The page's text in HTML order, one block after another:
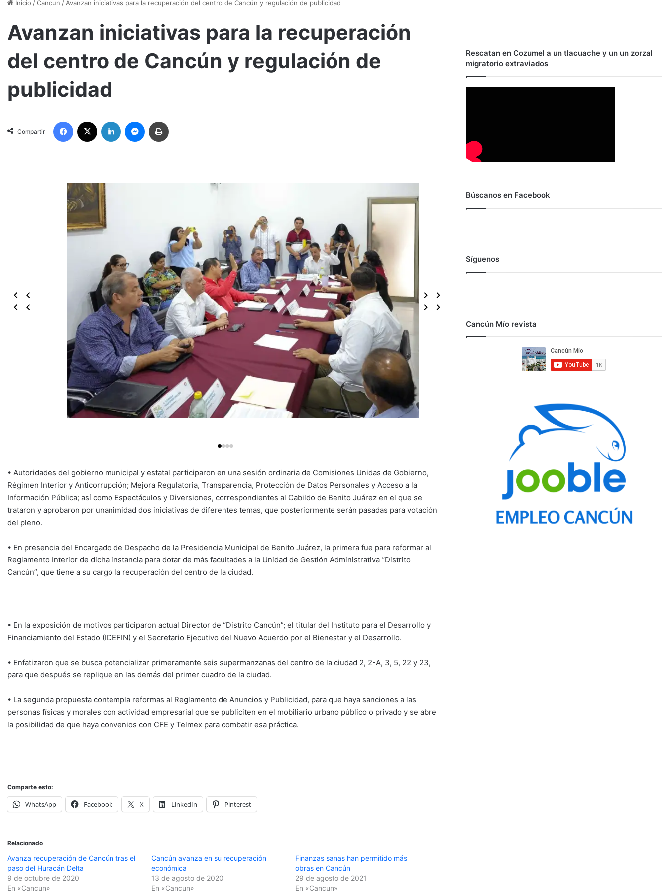
Inicio /Cancun / Avanzan iniciativas para la recuperación del centro de Cancún y regulación de publicidad
Avanzan iniciativas para la recuperación
del centro de Cancún y regulación de
publicidad
Compartir
Facebook LinkedIn Messenger
• Autoridades del gobierno municipal y estatal participaron en una sesión ordinaria de Comisiones Unidas de Gobierno,
Régimen Interior y Anticorrupción; Mejora Regulatoria, Transparencia, Protección de Datos Personales y Acceso a la
Información Pública; así como Espectáculos y Diversiones, correspondientes al Cabildo de Benito Juárez en el que se
trataron y aprobaron por unanimidad dos iniciativas de diferentes temas, que posteriormente serán pasadas para votación
del pleno.
• En presencia del Encargado de Despacho de la Presidencia Municipal de Benito Juárez, la primera fue para reformar al
Reglamento Interior de dicha instancia para dotar de más facultades a la Unidad de Gestión Administrativa “Distrito
Cancún”, que tiene a su cargo la recuperación del centro de la ciudad.
• En la exposición de motivos participaron actual Director de “Distrito Cancún”; el titular del Instituto para el Desarrollo y
Financiamiento del Estado (IDEFIN) y el Secretario Ejecutivo del Nuevo Acuerdo por el Bienestar y el Desarrollo.
• Enfatizaron que se busca potencializar primeramente seis supermanzanas del centro de la ciudad 2, 2-A, 3, 5, 22 y 23,
para que después se replique en las demás del primer cuadro de la ciudad.
• La segunda propuesta contempla reformas al Reglamento de Anuncios y Publicidad, para que haya sanciones a las
personas físicas y morales con actividad empresarial que se publiciten en el mobiliario urbano público o privado y se abre
la posibilidad de que haya convenios con CFE y Telmex para combatir esa práctica.
Comparte esto:
WhatsApp Facebook X LinkedIn Pinterest
Relacionado
Avanza recuperación de Cancún tras el
paso del Huracán Delta
9 de octubre de 2020
En «Cancun»
Cancún avanza en su recuperación
económica
13 de agosto de 2020
En «Cancun»
Finanzas sanas han permitido más
obras en Cancún
29 de agosto de 2021
En «Cancun»
Rescatan en Cozumel a un tlacuache y un un zorzal
migratorio extraviados
Búscanos en Facebook
Síguenos
Cancún Mío revista